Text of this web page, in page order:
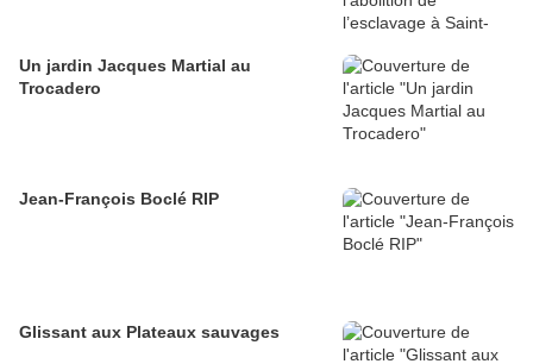
Un jardin Jacques Martial au
Trocadero
Jean-François Boclé RIP
Glissant aux Plateaux sauvages